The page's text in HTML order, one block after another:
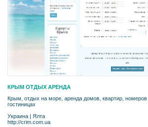
КРЫМ ОТДЫХ АРЕНДА
Крым, отдых на море, аренда домов, квартир, номеров
гостиницах
Украина | Ялта
http://crim.com.ua